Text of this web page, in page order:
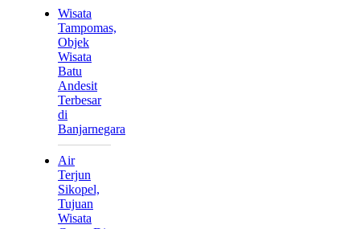
Wisata
Tampomas,
Objek
Wisata
Batu
Andesit
Terbesar
di
Banjarnegara
Air
Terjun
Sikopel,
Tujuan
Wisata